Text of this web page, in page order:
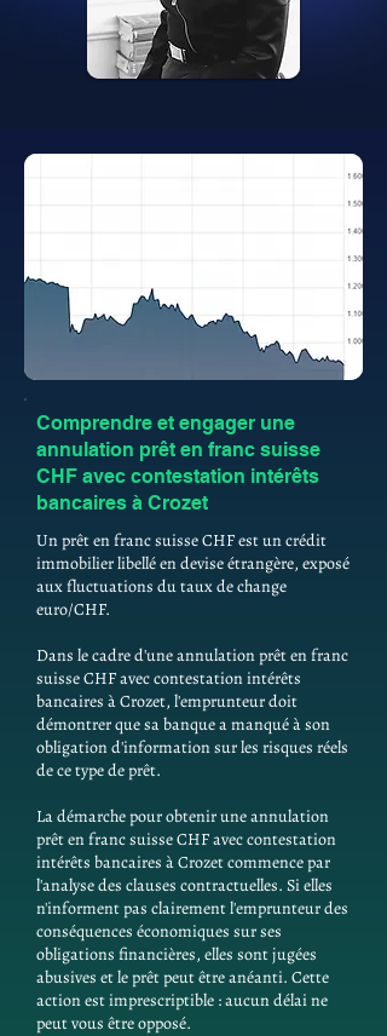
Comprendre et engager une
annulation prêt en franc suisse
CHF avec contestation intérêts
bancaires à Crozet
Un prêt en franc suisse CHF est un crédit
immobilier libellé en devise étrangère, exposé
aux fluctuations du taux de change
euro/CHF.
Dans le cadre d'une annulation prêt en franc
suisse CHF avec contestation intérêts
bancaires à Crozet, l'emprunteur doit
démontrer que sa banque a manqué à son
obligation d'information sur les risques réels
de ce type de prêt.
La démarche pour obtenir une annulation
prêt en franc suisse CHF avec contestation
intérêts bancaires à Crozet commence par
l'analyse des clauses contractuelles. Si elles
n'informent pas clairement l'emprunteur des
conséquences économiques sur ses
obligations financières, elles sont jugées
abusives et le prêt peut être anéanti. Cette
action est imprescriptible : aucun délai ne
peut vous être opposé.